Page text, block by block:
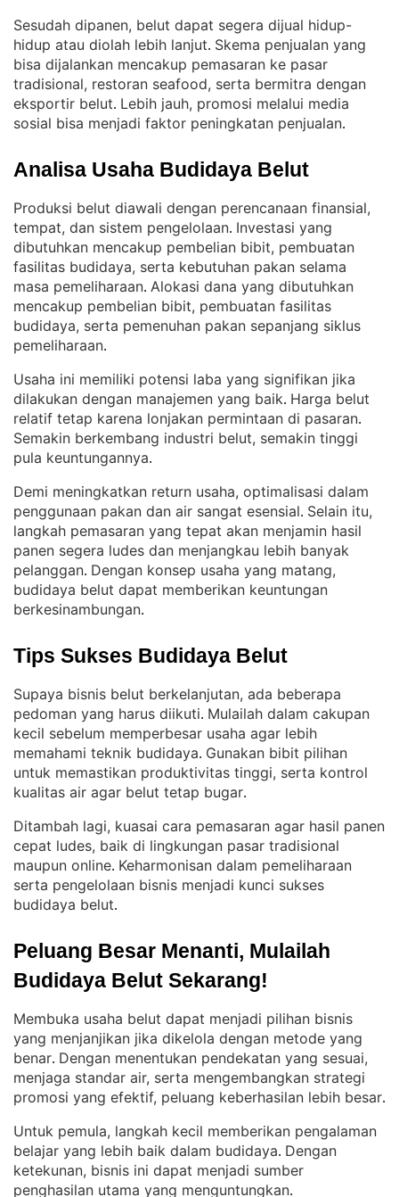
Sesudah dipanen, belut dapat segera dijual hidup-
hidup atau diolah lebih lanjut. Skema penjualan yang
bisa dijalankan mencakup pemasaran ke pasar
tradisional, restoran seafood, serta bermitra dengan
eksportir belut. Lebih jauh, promosi melalui media
sosial bisa menjadi faktor peningkatan penjualan.
Analisa Usaha Budidaya Belut
Produksi belut diawali dengan perencanaan finansial,
tempat, dan sistem pengelolaan. Investasi yang
dibutuhkan mencakup pembelian bibit, pembuatan
fasilitas budidaya, serta kebutuhan pakan selama
masa pemeliharaan. Alokasi dana yang dibutuhkan
mencakup pembelian bibit, pembuatan fasilitas
budidaya, serta pemenuhan pakan sepanjang siklus
pemeliharaan.
Usaha ini memiliki potensi laba yang signifikan jika
dilakukan dengan manajemen yang baik. Harga belut
relatif tetap karena lonjakan permintaan di pasaran
Semakin berkembang industri belut, semakin tinggi
pula keuntungannya.
Demi meningkatkan return usaha, optimalisasi dalam
penggunaan pakan dan air sangat esensial. Selain itu,
langkah pemasaran yang tepat akan menjamin hasil
panen segera ludes dan menjangkau lebih banyak
pelanggan. Dengan konsep usaha yang matang,
budidaya belut dapat memberikan keuntungan
berkesinambungan.
Tips Sukses Budidaya Belut
Supaya bisnis belut berkelanjutan, ada beberapa
pedoman yang harus diikuti. Mulailah dalam cakupan
kecil sebelum memperbesar usaha agar lebih
memahami teknik budidaya. Gunakan bibit pilihan
untuk memastikan produktivitas tinggi, serta kontrol
kualitas air agar belut tetap bugar.
Ditambah lagi, kuasai cara pemasaran agar hasil panen
cepat ludes, baik di lingkungan pasar tradisional
maupun online. Keharmonisan dalam pemeliharaan
serta pengelolaan bisnis menjadi kunci sukses
budidaya belut.
Peluang Besar Menanti, Mulailah
Budidaya Belut Sekarang!
Membuka usaha belut dapat menjadi pilihan bisnis
yang menjanjikan jika dikelola dengan metode yang
benar. Dengan menentukan pendekatan yang sesuai,
menjaga standar air, serta mengembangkan strategi
promosi yang efektif, peluang keberhasilan lebih besar.
Untuk pemula, langkah kecil memberikan pengalaman
belajar yang lebih baik dalam budidaya. Dengan
ketekunan, bisnis ini dapat menjadi sumber
penghasilan utama yang menguntungkan.